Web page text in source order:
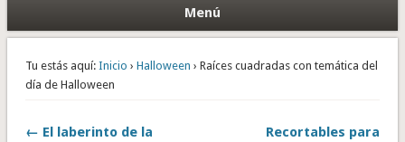
Menú
Tu estás aquí: Inicio › Halloween › Raíces cuadradas con temática del
día de Halloween
← El laberinto de la
Recortables para